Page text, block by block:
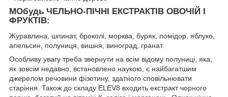
МОбудь ЧЕЛЬНО-ПІЧНІ ЕКСТРАКТІВ ОВОЧІЙ І
ФРУКТІВ:
Журавлина, шпинат, броколі, морква, буряк, помідор, яблуко,
апельсин, полуниця, вишня, виноград, гранат.
Особливу увагу треба звернути на всім відому полуниці, яка,
як зовсім недавно, встановлено наукою, є найбагатшим
джерелом речовини фізетину, здатного сповільнювати
старіння. Також до складу ELEV8 входить екстракт чорного